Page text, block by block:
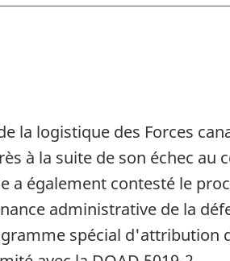
la logistique des Forces
à la suite de son échec au
a également contesté le
administrative de la
spécial d'attribution